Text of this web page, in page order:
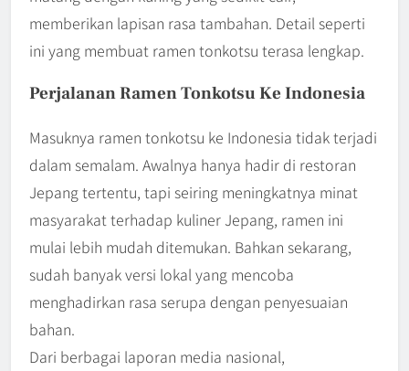
memberikan lapisan rasa tambahan. Detail seperti
ini yang membuat ramen tonkotsu terasa lengkap.
Perjalanan Ramen Tonkotsu Ke Indonesia
Masuknya ramen tonkotsu ke Indonesia tidak terjadi
dalam semalam. Awalnya hanya hadir di restoran
Jepang tertentu, tapi seiring meningkatnya minat
masyarakat terhadap kuliner Jepang, ramen ini
mulai lebih mudah ditemukan. Bahkan sekarang,
sudah banyak versi lokal yang mencoba
menghadirkan rasa serupa dengan penyesuaian
bahan.
Dari berbagai laporan media nasional,